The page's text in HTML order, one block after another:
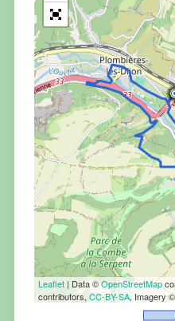
Leaflet| Data ©OpenStreetMap
contributors, CC-BY-SA, Imagery